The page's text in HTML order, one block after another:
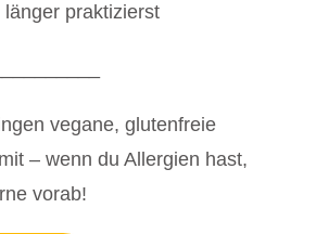
praktizierst
vegane, glutenfreie
– wenn du Allergien hast,
vorab!